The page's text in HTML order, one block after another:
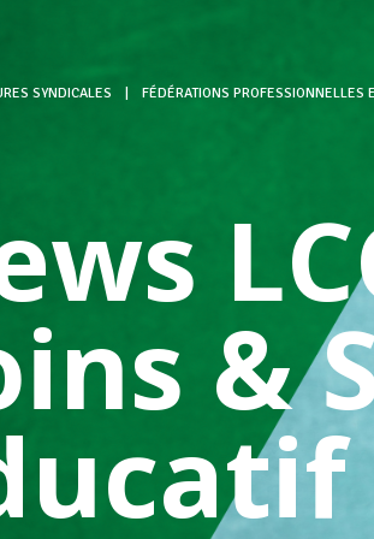
SYNDICALES FÉDÉRATIONS PROFESSIONNELLES
&